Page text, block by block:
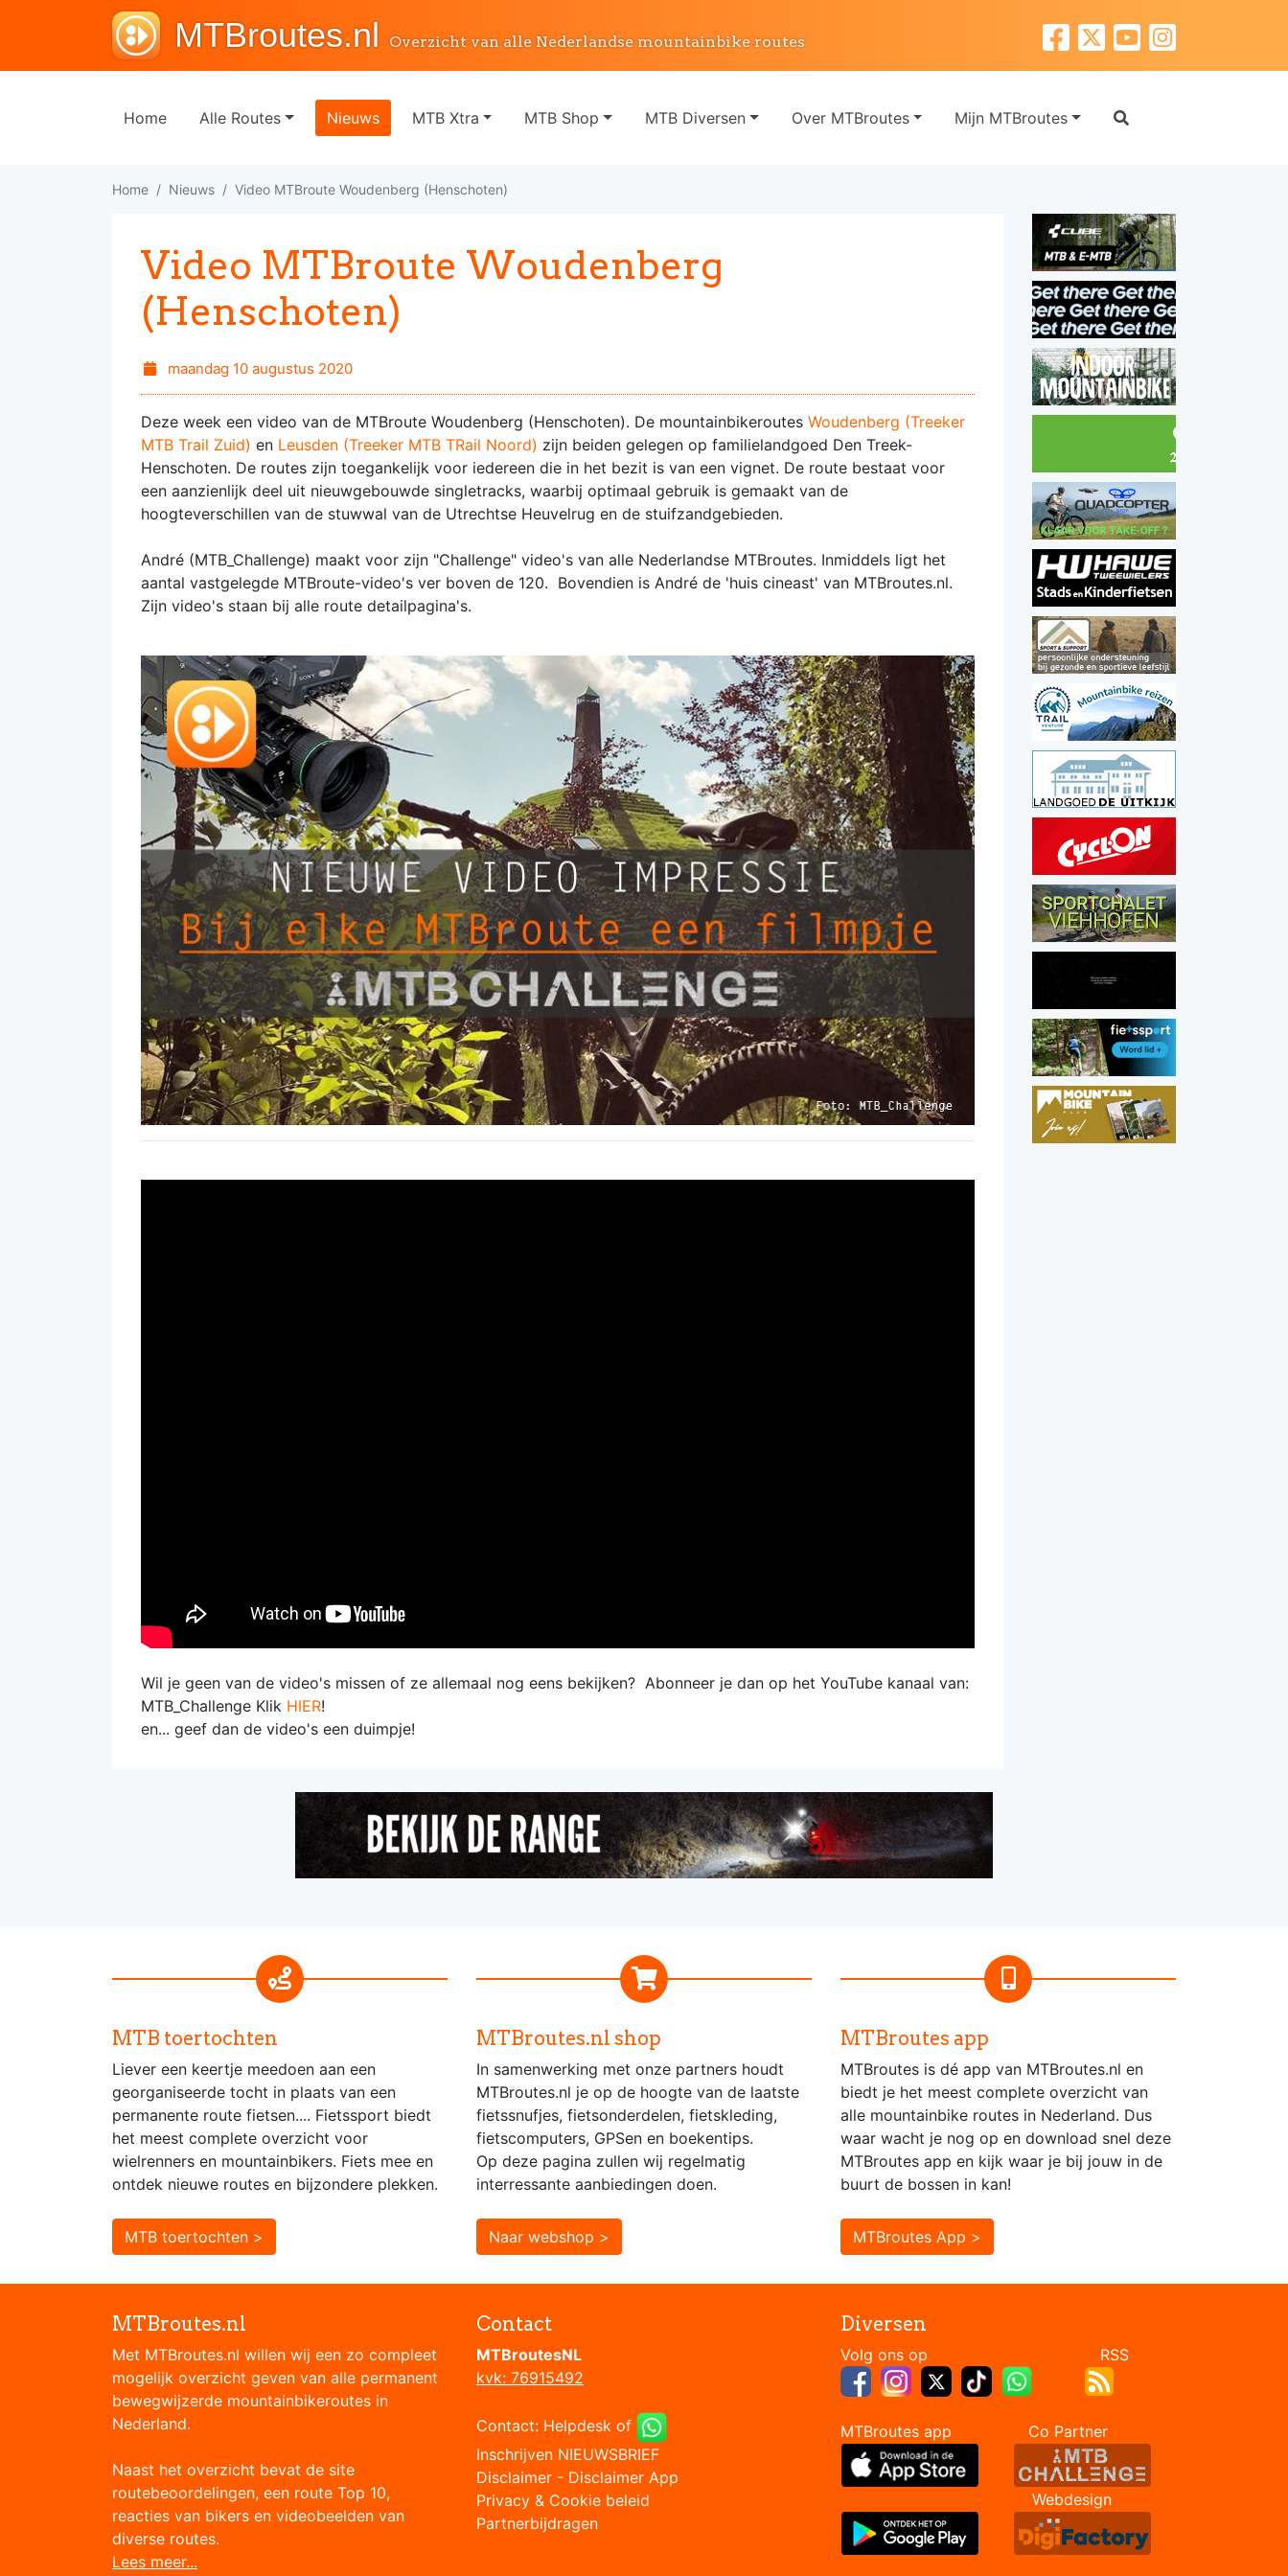
MTBroutes.nl Overzicht van alle Nederlandse mountainbike routes
Home Alle Routes Nieuws MTB Xtra MTB Shop MTB Diversen Over MTBroutes Mijn MTBroutes
Home Nieuws Video MTBroute Woudenberg (Henschoten)
Video MTBroute Woudenberg
(Henschoten)
maandag 10 augustus 2020
Deze week een video van de MTBroute Woudenberg (Henschoten). De mountainbikeroutes Woudenberg (Treeker
MTB Trail Zuid) en Leusden (Treeker MTB TRail Noord) zijn beiden gelegen op familielandgoed Den Treek-
Henschoten. De routes zijn toegankelijk voor iedereen die in het bezit is van een vignet. De route bestaat voor
een aanzienlijk deel uit nieuwgebouwde singletracks, waarbij optimaal gebruik is gemaakt van de
hoogteverschillen van de stuwwal van de Utrechtse Heuvelrug en de stuifzandgebieden.
André (MTB_Challenge) maakt voor zijn "Challenge" video's van alle Nederlandse MTBroutes. Inmiddels ligt het
aantal vastgelegde MTBroute-video's ver boven de 120. Bovendien is André de 'huis cineast' van MTBroutes.nl.
Zijn video's staan bij alle route detailpagina's.
Wil je geen van de video's missen of ze allemaal nog eens bekijken? Abonneer je dan op het YouTube kanaal van:
MTB_Challenge Klik HIER!
en... geef dan de video's een duimpje!
MTB toertochten
Liever een keertje meedoen aan een
georganiseerde tocht in plaats van een
permanente route fietsen.... Fietssport biedt
het meest complete overzicht voor
wielrenners en mountainbikers. Fiets mee en
ontdek nieuwe routes en bijzondere plekken.
MTB toertochten >
MTBroutes.nl shop
In samenwerking met onze partners houdt
MTBroutes.nl je op de hoogte van de laatste
fietssnufjes, fietsonderdelen, fietskleding,
fietscomputers, GPSen en boekentips.
Op deze pagina zullen wij regelmatig
interressante aanbiedingen doen.
Naar webshop >
MTBroutes app
MTBroutes is dé app van MTBroutes.nl en
biedt je het meest complete overzicht van
alle mountainbike routes in Nederland. Dus
waar wacht je nog op en download snel deze
MTBroutes app en kijk waar je bij jouw in de
buurt de bossen in kan!
MTBroutes App >
MTBroutes.nl
Met MTBroutes.nl willen wij een zo compleet
mogelijk overzicht geven van alle permanent
bewegwijzerde mountainbikeroutes in
Nederland.
Naast het overzicht bevat de site
routebeoordelingen, een route Top 10,
reacties van bikers en videobeelden van
diverse routes.
Lees meer...
Contact
MTBroutesNL
kvk: 76915492
Contact: Helpdesk of
Inschrijven NIEUWSBRIEF
Disclaimer - Disclaimer App
Privacy & Cookie beleid
Partnerbijdragen
Diversen
Volg ons op RSS
MTBroutes app Co Partner
Webdesign